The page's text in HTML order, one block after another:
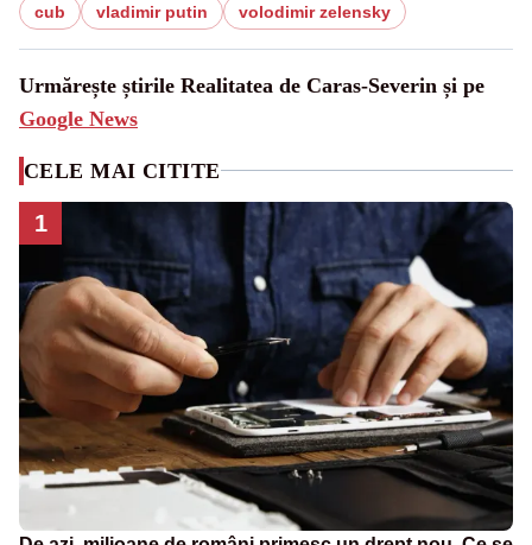
cub vladimir putin volodimir zelensky
Urmărește știrile Realitatea de Caras-Severin și pe
Google News
CELE MAI CITITE
1